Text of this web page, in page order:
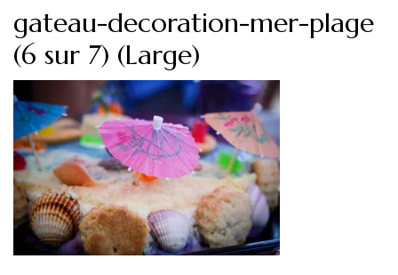
gateau-decoration-mer-plage
(6 sur 7) (Large)